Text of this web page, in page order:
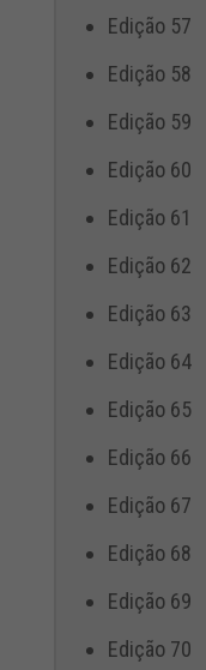
Edição 57
Edição 58
Edição 59
Edição 60
Edição 61
Edição 62
Edição 63
Edição 64
Edição 65
Edição 66
Edição 67
Edição 68
Edição 69
Edição 70